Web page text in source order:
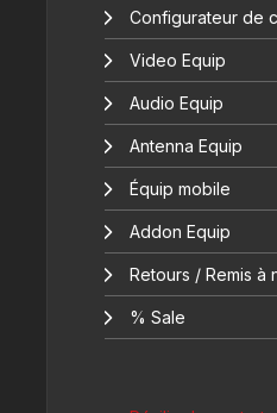
Configurateur de
Video Equip
Audio Equip
Antenna Equip
Équip mobile
Addon Equip
Retours / Remis à
% Sale